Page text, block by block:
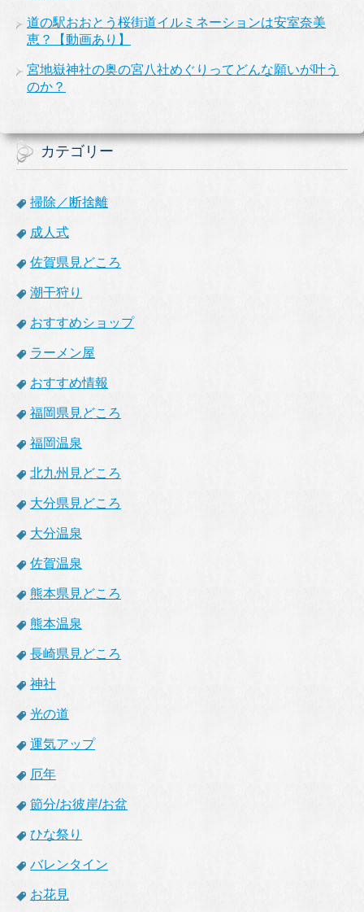
道の駅おおとう桜街道イルミネーションは安室奈美
恵？【動画あり】
宮地嶽神社の奥の宮八社めぐりってどんな願いが叶う
のか？
カテゴリー
掃除／断捨離
成人式
佐賀県見どころ
潮干狩り
おすすめショップ
ラーメン屋
おすすめ情報
福岡県見どころ
福岡温泉
北九州見どころ
大分県見どころ
大分温泉
佐賀温泉
熊本県見どころ
熊本温泉
長崎県見どころ
神社
光の道
運気アップ
厄年
節分/お彼岸/お盆
ひな祭り
バレンタイン
お花見